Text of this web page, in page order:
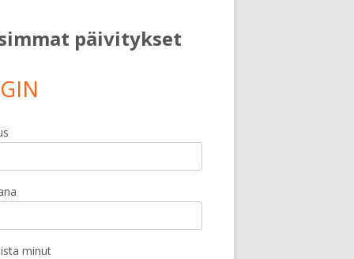
päivitykset
minut